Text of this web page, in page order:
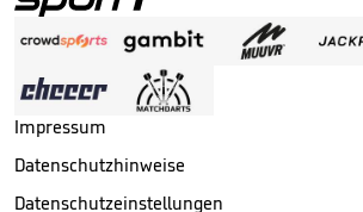
Impressum
Datenschutzhinweise
Datenschutzeinstellungen